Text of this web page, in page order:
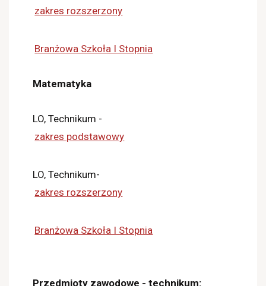
zakres rozszerzony
Branżowa Szkoła I Stopnia
Matematyka
LO, Technikum -
zakres podstawowy
LO, Technikum-
zakres rozszerzony
Branżowa Szkoła I Stopnia
Przedmioty zawodowe - technikum: